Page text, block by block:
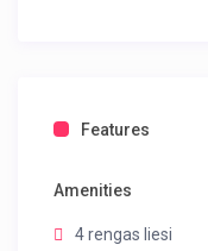
Features
Amenities
4 rengas liesi